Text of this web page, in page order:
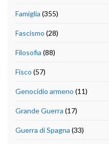
Famiglia (355)
Fascismo (28)
Filosofia (88)
Fisco (57)
Genocidio armeno (11)
Grande Guerra (17)
Guerra di Spagna (33)